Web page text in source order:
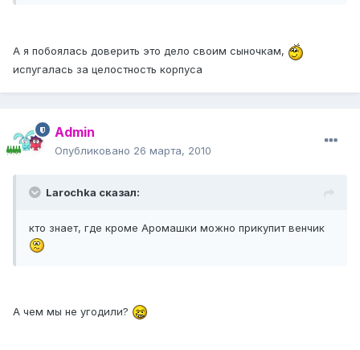
А я побоялась доверить это дело своим сыночкам,
испугалась за целостность корпуса
Admin
Опубликовано 26 марта, 2010
Larochka сказал:
кто знает, где кроме Аромашки можно прикупит венчик
А чем мы не угодили?